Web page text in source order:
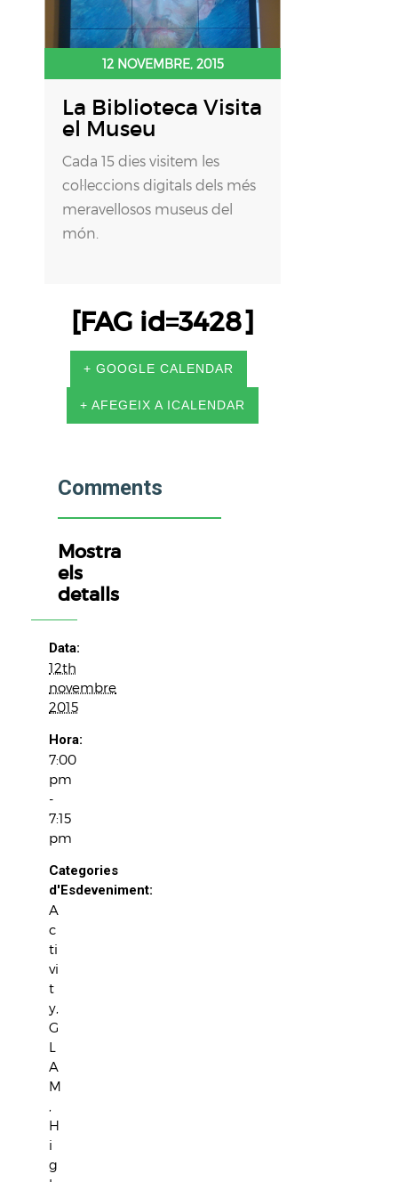
12 NOVEMBRE, 2015
La Biblioteca Visita
el Museu
Cada 15 dies visitem les
col·leccions digitals dels més
meravellosos museus del
món.
[FAG id=3428]
+ GOOGLE CALENDAR
+ AFEGEIX A ICALENDAR
Comments
Mostra
els
detalls
Data:
12th
novembre
2015
Hora:
7:00
pm
-
7:15
pm
Categories
d'Esdeveniment:
A
c
ti
vi
t
y
G
L
A
M
H
i
g